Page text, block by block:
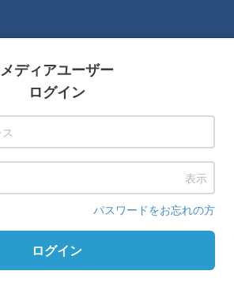
メディアユーザー
ログイン
表示
パスワードをお忘れの方
ログイン